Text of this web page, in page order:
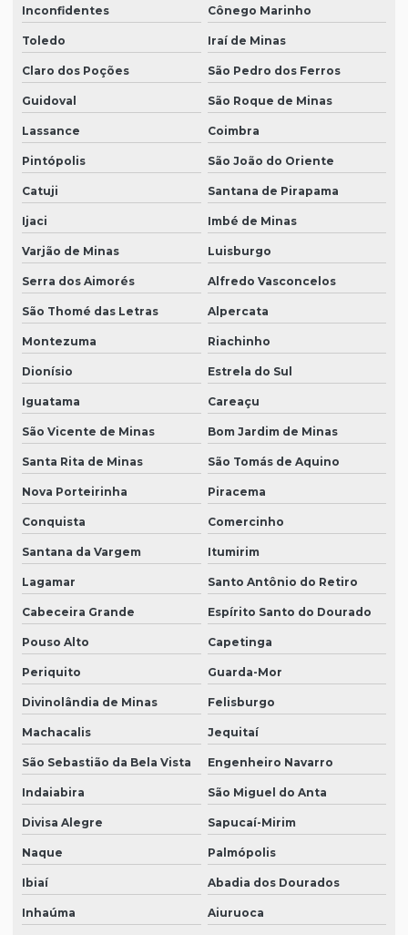
Inconfidentes Cônego Marinho
Toledo Iraí de Minas
Claro dos Poções São Pedro dos Ferros
Guidoval São Roque de Minas
Lassance Coimbra
Pintópolis São João do Oriente
Catuji Santana de Pirapama
Ijaci Imbé de Minas
Varjão de Minas Luisburgo
Serra dos Aimorés Alfredo Vasconcelos
São Thomé das Letras Alpercata
Montezuma Riachinho
Dionísio Estrela do Sul
Iguatama Careaçu
São Vicente de Minas Bom Jardim de Minas
Santa Rita de Minas São Tomás de Aquino
Nova Porteirinha Piracema
Conquista Comercinho
Santana da Vargem Itumirim
Lagamar Santo Antônio do Retiro
Cabeceira Grande Espírito Santo do Dourado
Pouso Alto Capetinga
Periquito Guarda-Mor
Divinolândia de Minas Felisburgo
Machacalis Jequitaí
São Sebastião da Bela Vista Engenheiro Navarro
Indaiabira São Miguel do Anta
Divisa Alegre Sapucaí-Mirim
Naque Palmópolis
Ibiaí Abadia dos Dourados
Inhaúma Aiuruoca